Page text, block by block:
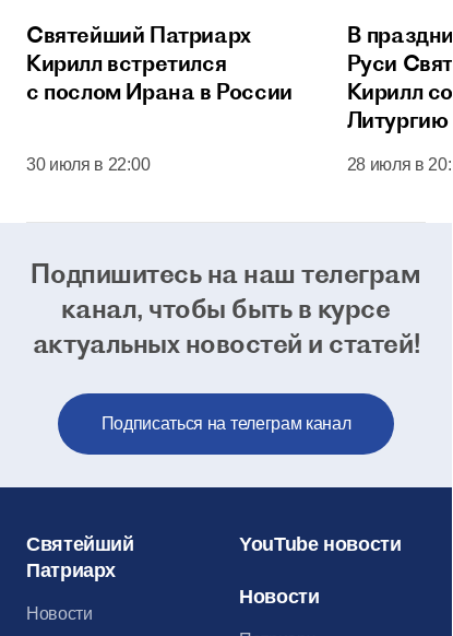
Святейший Патриарх
Кирилл встретился
с послом Ирана в России
30 июля в 22:00
В
Руси
Кирилл
Кремля
28 июля в
Подпишитесь на наш телеграм
канал, чтобы быть в курсе
актуальных новостей и статей!
Подписаться на телеграм канал
Святейший
Патриарх
Новости
YouTube новости
Новости